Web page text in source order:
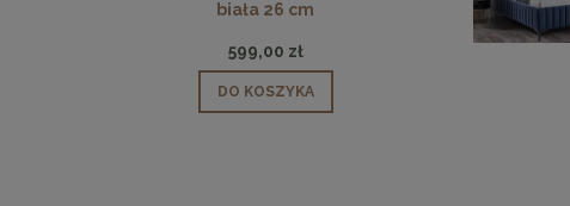
biała 26 cm
599,00 zł
DO KOSZYKA